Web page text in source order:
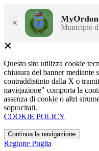
× Municipio
Questo sito utilizza cookie
chiusura del banner mediante
contraddistinto dalla X o
navigazione" comporta la
assenza di cookie o altri
sopracitati.
COOKIE POLICY
Continua la navigazione
Regione Puglia